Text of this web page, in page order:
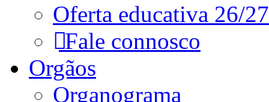
Oferta educativa 26/27
Fale connosco
Orgãos
Organograma